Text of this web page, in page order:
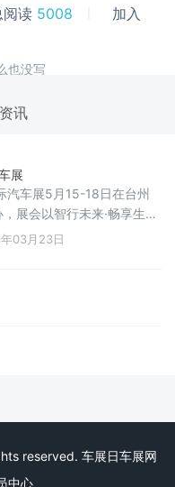
阅读 5008
加入
也没写
讯
展
汽车展5月15-18日在台州
展会以智行未来·畅享生活
辐射浙东南、联动长三
惠民购车、互动体验于一
03月23日
reserved. 车展日车展网
中心